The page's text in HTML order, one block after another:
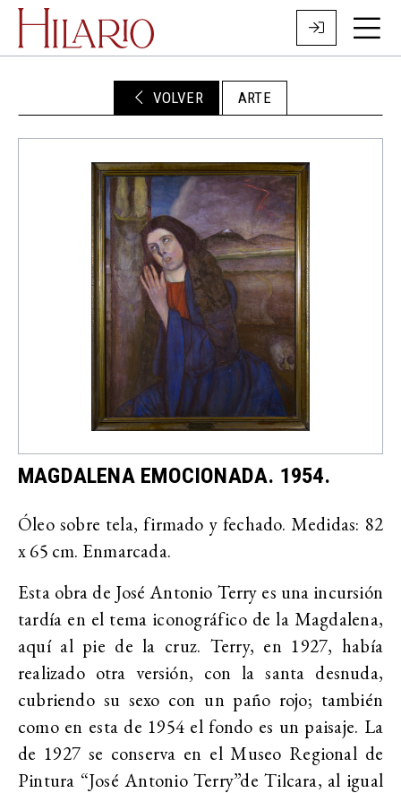
VOLVER ARTE
MAGDALENA EMOCIONADA. 1954.
Óleo sobre tela, firmado y fechado. Medidas: 82
x 65 cm. Enmarcada.
Esta obra de José Antonio Terry es una incursión
tardía en el tema iconográfico de la Magdalena,
aquí al pie de la cruz. Terry, en 1927, había
realizado otra versión, con la santa desnuda,
cubriendo su sexo con un paño rojo; también
como en esta de 1954 el fondo es un paisaje. La
de 1927 se conserva en el Museo Regional de
Pintura “José Antonio Terry”de Tilcara, al igual